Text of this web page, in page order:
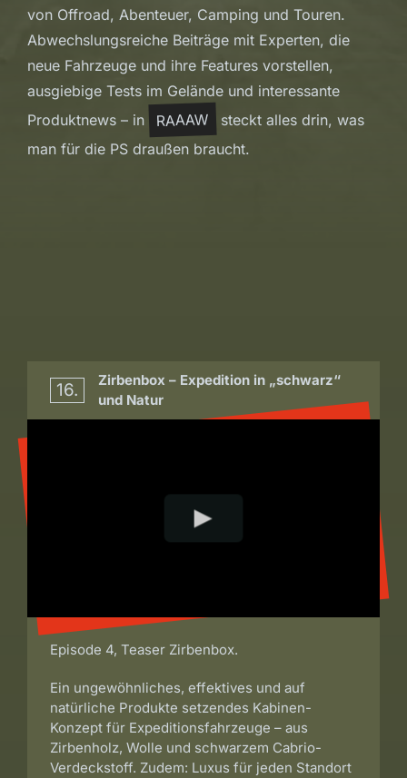
von Offroad, Abenteuer, Camping und Touren.
Abwechslungsreiche Beiträge mit Experten, die
neue Fahrzeuge und ihre Features vorstellen,
ausgiebige Tests im Gelände und interessante
Produktnews – in
RAAAW
steckt alles drin, was
man für die PS draußen braucht.
16.
Zirbenbox – Expedition in „schwarz“
und Natur
Episode 4, Teaser Zirbenbox.
Ein ungewöhnliches, effektives und auf
natürliche Produkte setzendes Kabinen-
Konzept für Expeditionsfahrzeuge – aus
Zirbenholz, Wolle und schwarzem Cabrio-
Verdeckstoff. Zudem: Luxus für jeden Standort